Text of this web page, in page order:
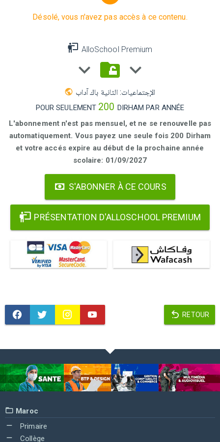
Désolé, vous n'avez pas accès à ce contenu.
AlloSchool Premium
الإجتماعيات: الثانية باك آداب
POUR SEULEMENT 200 DIRHAM PAR ANNÉE
L'abonnement n'est pas mensuel, et ne se renouvelle pas
automatiquement. Vous payez une seule fois 200 Dirham
et votre accés expire au début de la prochaine année
scolaire: 01/09/2027
S'ABONNER À CE COURS
PRÉSENTATION D'ALLOSCHOOL PREMIUM
RETOUR
Maroc
Primaire
Collège